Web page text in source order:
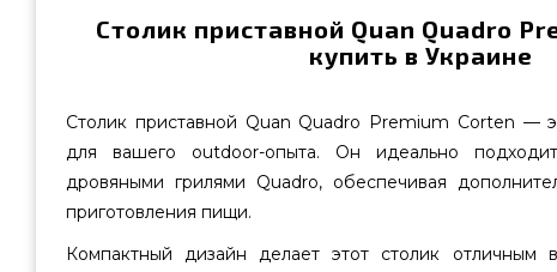
Столик приставной Quan Quadro
купить в Украине
Столик приставной Quan Quadro Premium Corten —
для вашего outdoor-опыта. Он идеально
дровяными грилями Quadrо, обеспечивая
приготовления пищи.
Компактный дизайн делает этот столик отличным